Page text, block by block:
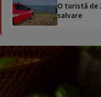
O turistă de
salvare